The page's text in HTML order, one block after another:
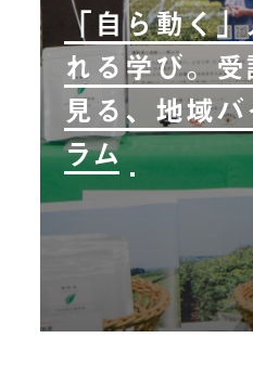
「自ら動く
れる学び。
見る、地域
ラム